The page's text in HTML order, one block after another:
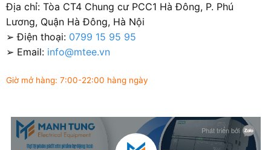
Địa chỉ: Tòa CT4 Chung cư PCC1 Hà Đông, P. Phú
Lương, Quận Hà Đông, Hà Nội
➢ Điện thoại: 0799 15 95 95
➢ Email: info@mtee.vn
Giờ mở hàng: 7:00-22:00 hàng ngày